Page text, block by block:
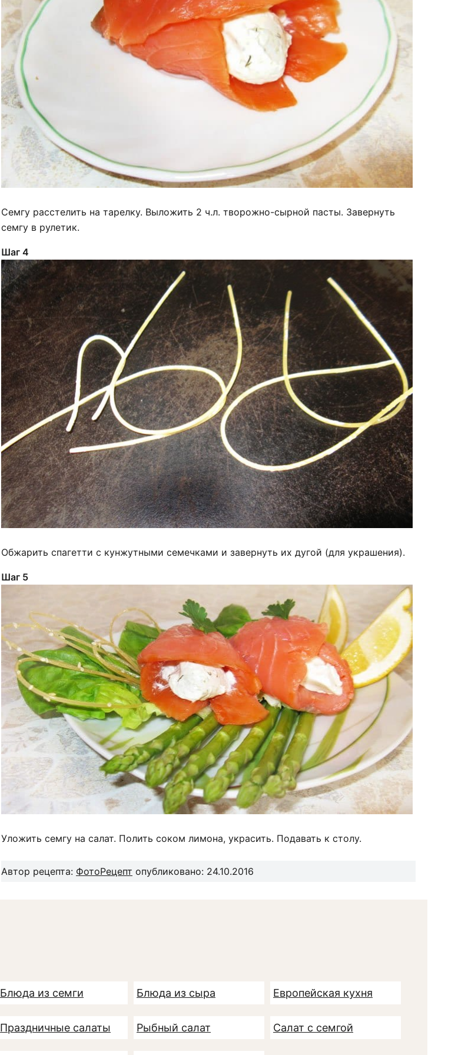
Семгу расстелить на тарелку. Выложить 2 ч.л. творожно-сырной пасты. Завернуть
семгу в рулетик.
Шаг 4
Обжарить спагетти с кунжутными семечками и завернуть их дугой (для украшения).
Шаг 5
Уложить семгу на салат. Полить соком лимона, украсить. Подавать к столу.
Автор рецепта: ФотоРецепт опубликовано: 24.10.2016
Блюда из семги Блюда из сыра Европейская кухня
Праздничные салаты Рыбный салат Салат с семгой